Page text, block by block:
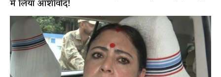
में लिया आशीर्वाद!